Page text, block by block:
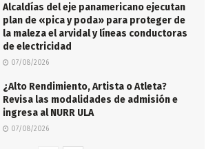
Alcaldías del eje panamericano ejecutan
plan de «pica y poda» para proteger de
la maleza el arvidal y líneas conductoras
de electricidad
07/08/2026
¿Alto Rendimiento, Artista o Atleta?
Revisa las modalidades de admisión e
ingresa al NURR ULA
07/08/2026